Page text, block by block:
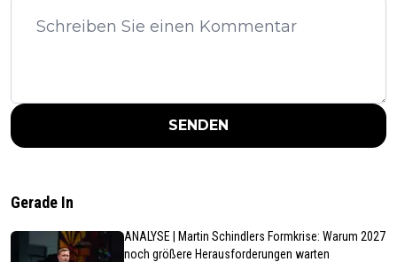
SENDEN
Gerade In
ANALYSE | Martin Schindlers Formkrise: Warum 2027
noch größere Herausforderungen warten